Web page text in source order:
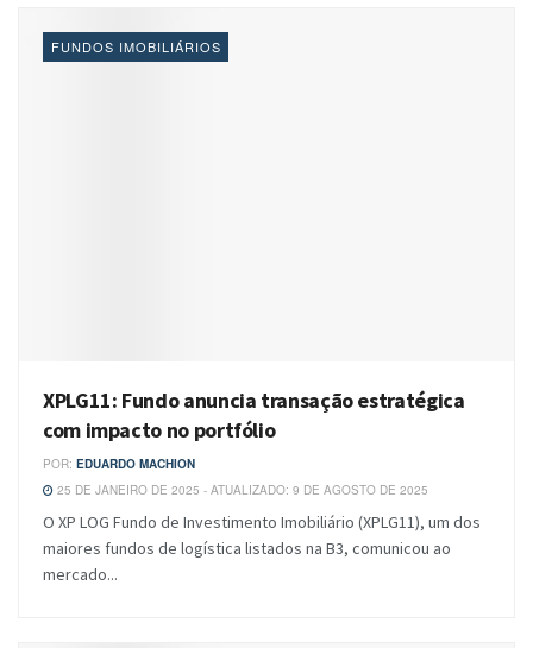
FUNDOS IMOBILIÁRIOS
XPLG11: Fundo anuncia transação estratégica
com impacto no portfólio
POR: EDUARDO MACHION
25 DE JANEIRO DE 2025 - ATUALIZADO: 9 DE AGOSTO DE 2025
O XP LOG Fundo de Investimento Imobiliário (XPLG11), um dos
maiores fundos de logística listados na B3, comunicou ao
mercado...